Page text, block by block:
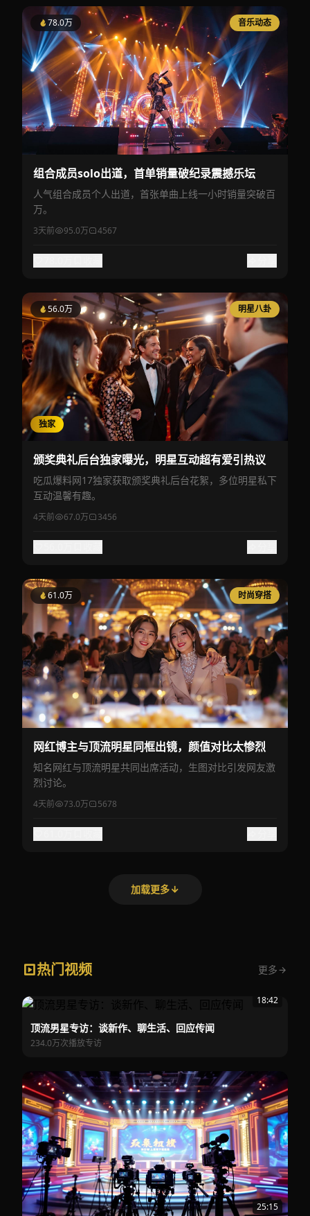
78.0万 音乐动态
组合成员solo出道，首单销量破纪录震撼乐坛
人气组合成员个人出道，首张单曲上线一小时销量突破百
万。
3天前 95.0万 4567
56.0万 明星八卦
独家
颁奖典礼后台独家曝光，明星互动超有爱引热议
吃瓜爆料网17独家获取颁奖典礼后台花絮，多位明星私下
互动温馨有趣。
4天前 67.0万 3456
61.0万 时尚穿搭
网红博主与顶流明星同框出镜，颜值对比太惨烈
知名网红与顶流明星共同出席活动，生图对比引发网友激
烈讨论。
4天前 73.0万 5678
加载更多
热门视频 更多
18:42
顶流男星专访：谈新作、聊生活、回应传闻
234.0万次播放专访
25:15